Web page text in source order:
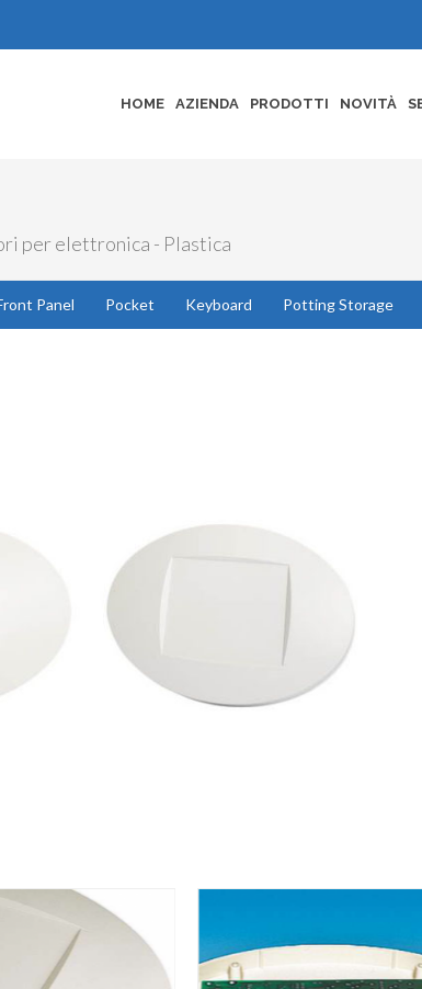
HOME AZIENDA PRODOTTI NOVITÀ
per elettronica - Plastica
Panel Pocket Keyboard Potting Storage